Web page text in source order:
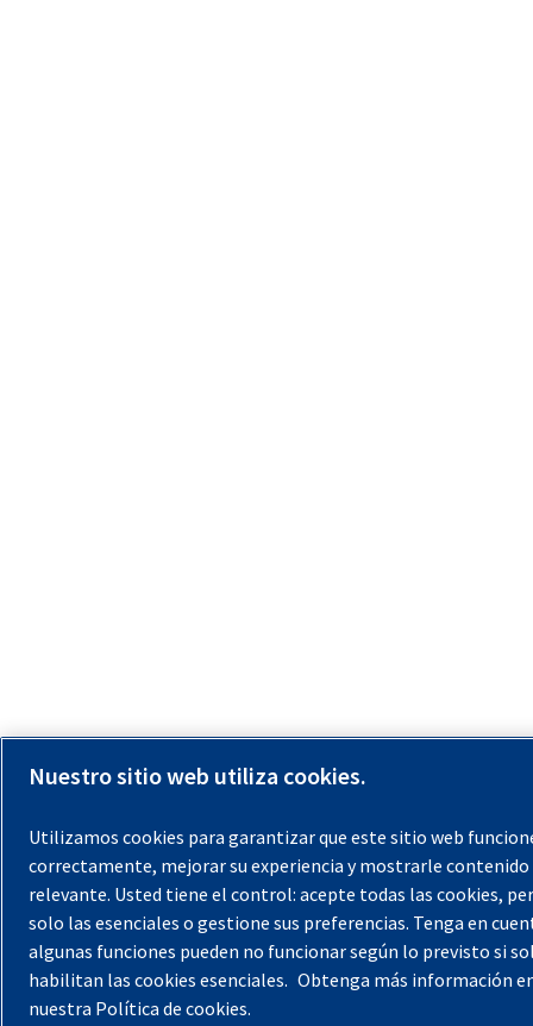
Nuestro sitio web utiliza cookies.
Utilizamos cookies para garantizar que este sitio web
correctamente, mejorar su experiencia y mostrarle contenido
relevante. Usted tiene el control: acepte todas las cookies,
solo las esenciales o gestione sus preferencias. Tenga en
algunas funciones pueden no funcionar según lo previsto si
habilitan las cookies esenciales. Obtenga más información
nuestra Política de cookies.